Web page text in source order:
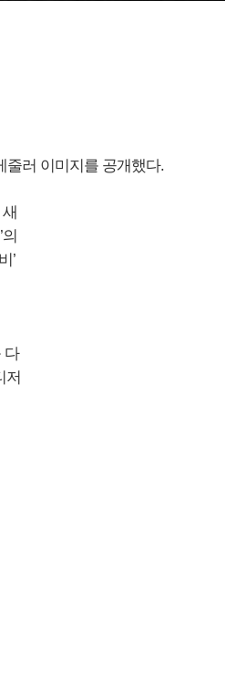
줄러 이미지를 공개했다.
’
다
저